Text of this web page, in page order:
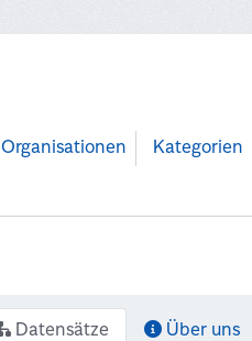
Organisationen Kategorien
Datensätze Über uns